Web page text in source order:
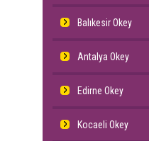
Balıkesir Okey
Antalya Okey
Edirne Okey
Kocaeli Okey